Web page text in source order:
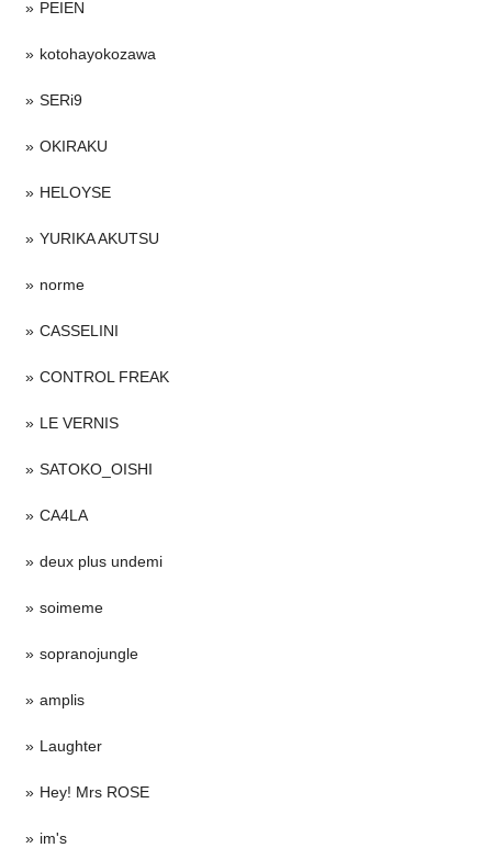
PEIEN
kotohayokozawa
SERi9
OKIRAKU
HELOYSE
YURIKA AKUTSU
norme
CASSELINI
CONTROL FREAK
LE VERNIS
SATOKO_OISHI
CA4LA
deux plus undemi
soimeme
sopranojungle
amplis
Laughter
Hey! Mrs ROSE
im's